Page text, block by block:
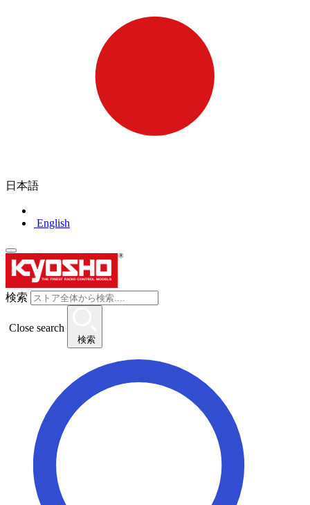
日本語
English
検索
Close search
検索